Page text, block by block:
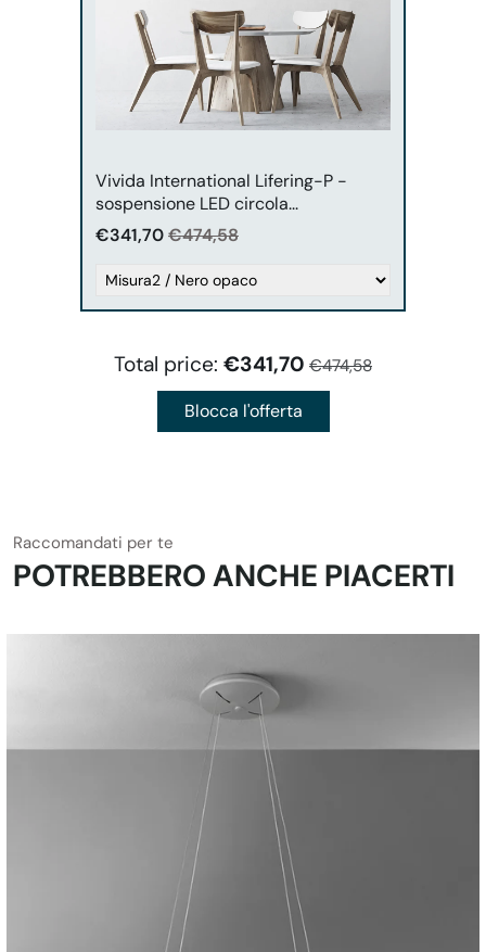
Vivida International Lifering-P -
sospensione LED circola...
€341,70€474,58
Total price: €341,70 €474,58
Blocca l'offerta
Raccomandati per te
POTREBBERO ANCHE PIACERTI